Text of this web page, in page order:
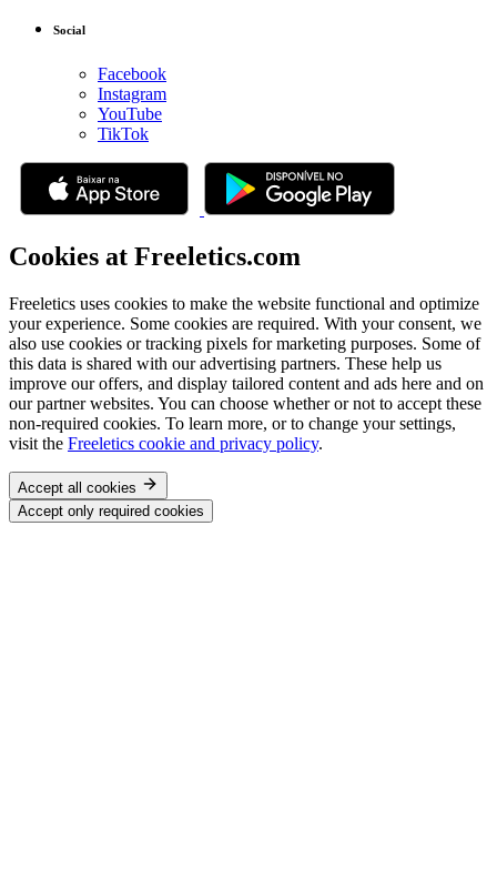
Social
Facebook
Instagram
YouTube
TikTok
Cookies at Freeletics.com
Freeletics uses cookies to make the website functional and optimize
your experience. Some cookies are required. With your consent, we
also use cookies or tracking pixels for marketing purposes. Some of
this data is shared with our advertising partners. These help us
improve our offers, and display tailored content and ads here and on
our partner websites. You can choose whether or not to accept these
non-required cookies. To learn more, or to change your settings,
visit the Freeletics cookie and privacy policy.
Accept all cookies
Accept only required cookies